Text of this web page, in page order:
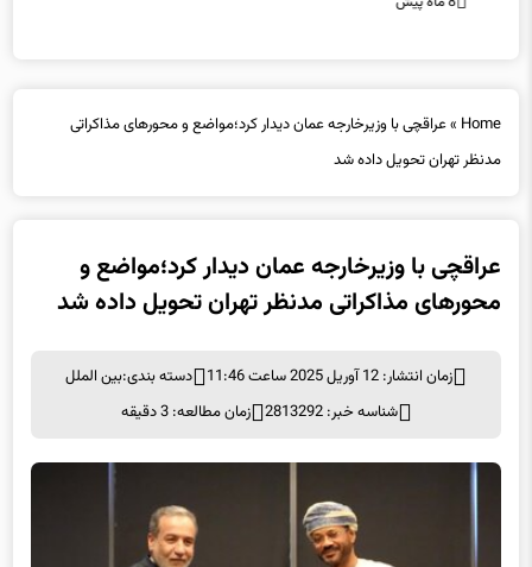
Home
»عراقچی با وزیرخارجه عمان دیدار کرد؛مواضع و محورهای مذاکراتی
مدنظر تهران تحویل داده شد
عراقچی با وزیرخارجه عمان دیدار کرد؛مواضع و
محورهای مذاکراتی مدنظر تهران تحویل داده شد
زمان انتشار: 12 آوریل 2025 ساعت 11:46 دسته بندی:بین الملل
شناسه خبر: 2813292
زمان مطالعه: 3 دقیقه